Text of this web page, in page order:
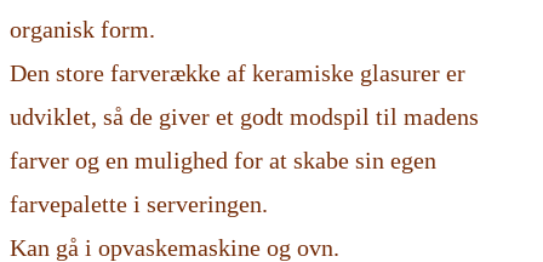
organisk form.
Den store farverække af keramiske glasurer er
udviklet, så de giver et godt modspil til madens
farver og en mulighed for at skabe sin egen
farvepalette i serveringen.
Kan gå i opvaskemaskine og ovn.